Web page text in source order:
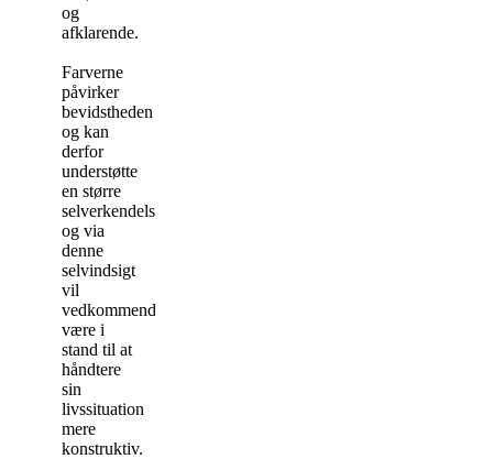
og
afklarende.
Farverne
påvirker
bevidstheden
og kan
derfor
understøtte
en større
selverkendelse,
og via
denne
selvindsigt
vil
vedkommende
være i
stand til at
håndtere
sin
livssituation
mere
konstruktiv.